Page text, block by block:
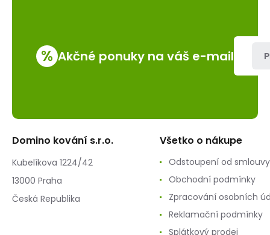
% Akčné ponuky na váš e-mail
Domino kování s.r.o.
Kubelíkova 1224/42
13000 Praha
Česká Republika
Všetko o nákupe
Odstoupení od smlouvy
Obchodní podmínky
Zpracování osobních
Reklamační podmínky
Splátkový prodej